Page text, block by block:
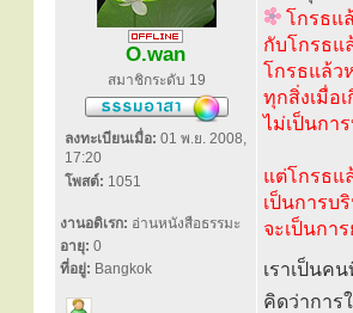
O.wan
สมาชิกระดับ 19
ลงทะเบียนเมื่อ: 01 พ.ย. 2008,
17:20
โพสต์: 1051
งานอดิเรก: อ่านหนังสือธรรมะ
อายุ: 0
ที่อยู่: Bangkok
โกรธแ
กับโกรธแ
โกรธแล้ว
ทุกสิ่งเมื่อ
ไม่เป็นกา
แต่โกรธแ
เป็นการบ
จะเป็นกา
เราเป็นค
คิดว่าการ